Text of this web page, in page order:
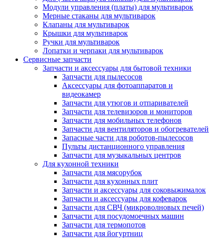
Модули управления (платы) для мультиварок
Мерные стаканы для мультиварок
Клапаны для мультиварок
Крышки для мультиварок
Ручки для мультиварок
Лопатки и черпаки для мультиварок
Сервисные запчасти
Запчасти и аксессуары для бытовой техники
Запчасти для пылесосов
Аксессуары для фотоаппаратов и
видеокамер
Запчасти для утюгов и отпаривателей
Запчасти для телевизоров и мониторов
Запчасти для мобильных телефонов
Запчасти для вентиляторов и обогревателей
Запасные части для роботов-пылесосов
Пульты дистанционного управления
Запчасти для музыкальных центров
Для кухонной техники
Запчасти для мясорубок
Запчасти для кухонных плит
Запчасти и аксессуары для соковыжималок
Запчасти и аксессуары для кофеварок
Запчасти для СВЧ (микроволновых печей)
Запчасти для посудомоечных машин
Запчасти для термопотов
Запчасти для йогуртниц